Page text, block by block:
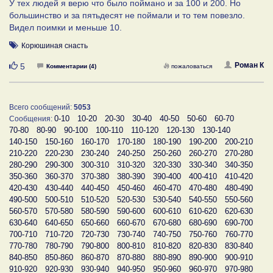
У тех людей я верю что было поймано и за 100 и 200. Но
большинство и за пятьдесят не поймали и то тем повезло.
Видел поимки и меньше 10.
Корюшиная снасть
Нравится
5 Комментарии (4) Роман К
пожаловаться
Всего сообщений: 5053
Сообщения: 0-10 10-20 20-30 30-40 40-50 50-60
60-70
70-80
80-90 90-100 100-110 110-120 120-130
130-140
140-150
150-160 160-170 170-180 180-190 190-200
200-210
210-220
220-230 230-240 240-250 250-260 260-270
270-280
280-290
290-300 300-310 310-320 320-330 330-340
340-350
350-360
360-370 370-380 380-390 390-400 400-410
410-420
420-430
430-440 440-450 450-460 460-470 470-480
480-490
490-500
500-510 510-520 520-530 530-540 540-550
550-560
560-570
570-580 580-590 590-600 600-610 610-620
620-630
630-640
640-650 650-660 660-670 670-680 680-690
690-700
700-710
710-720 720-730 730-740 740-750 750-760
760-770
770-780
780-790 790-800 800-810 810-820 820-830
830-840
840-850
850-860 860-870 870-880 880-890 890-900
900-910
910-920
920-930 930-940 940-950 950-960 960-970 970-980